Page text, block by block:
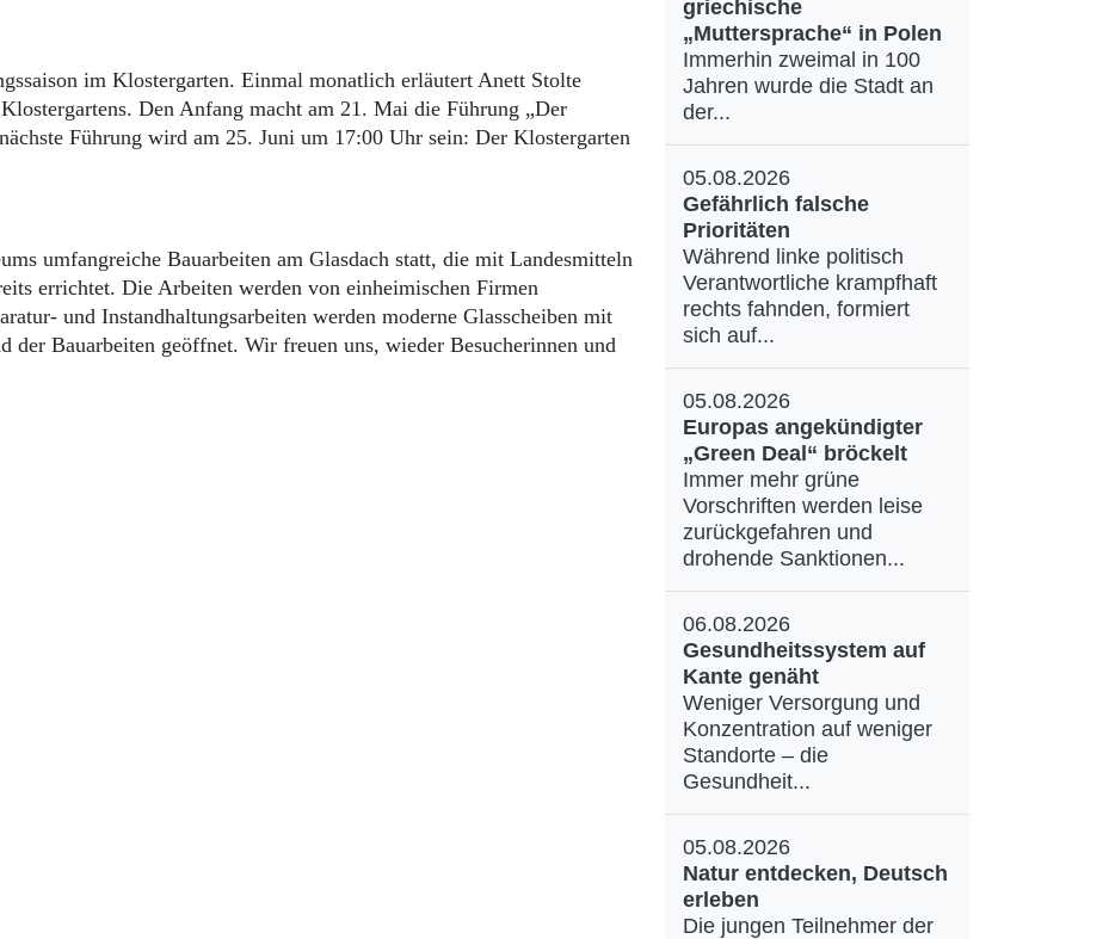
im Klostergarten. Einmal monatlich erläutert Anett Stolte
Den Anfang macht am 21. Mai die Führung „Der
Führung wird am 25. Juni um 17:00 Uhr sein: Der Klostergarten
umfangreiche Bauarbeiten am Glasdach statt, die mit Landesmitteln
errichtet. Die Arbeiten werden von einheimischen Firmen
und Instandhaltungsarbeiten werden moderne Glasscheiben mit
der Bauarbeiten geöffnet. Wir freuen uns, wieder Besucherinnen und
griechische
„Muttersprache“ in Polen
Immerhin zweimal in 100
Jahren wurde die Stadt an
der...
05.08.2026
Gefährlich falsche
Prioritäten
Während linke politisch
Verantwortliche krampfhaft
rechts fahnden, formiert
sich auf...
05.08.2026
Europas angekündigter
„Green Deal“ bröckelt
Immer mehr grüne
Vorschriften werden leise
zurückgefahren und
drohende Sanktionen...
06.08.2026
Gesundheitssystem auf
Kante genäht
Weniger Versorgung und
Konzentration auf weniger
Standorte – die
Gesundheit...
05.08.2026
Natur entdecken, Deutsch
erleben
Die jungen Teilnehmer der